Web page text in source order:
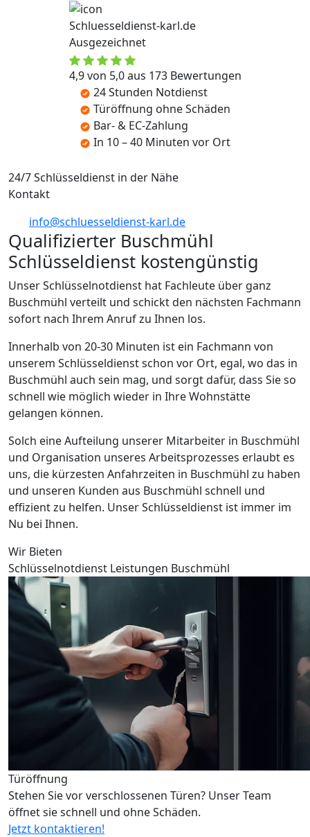
Schluesseldienst-karl.de
Ausgezeichnet
4,9 von 5,0 aus 173 Bewertungen
24 Stunden Notdienst
Türöffnung ohne Schäden
Bar- & EC-Zahlung
In 10 – 40 Minuten vor Ort
24/7 Schlüsseldienst in der Nähe
Kontakt
info@schluesseldienst-karl.de
Qualifizierter Buschmühl
Schlüsseldienst kostengünstig
Unser Schlüsselnotdienst hat Fachleute über ganz
Buschmühl verteilt und schickt den nächsten Fachmann
sofort nach Ihrem Anruf zu Ihnen los.
Innerhalb von 20-30 Minuten ist ein Fachmann von
unserem Schlüsseldienst schon vor Ort, egal, wo das in
Buschmühl auch sein mag, und sorgt dafür, dass Sie so
schnell wie möglich wieder in Ihre Wohnstätte
gelangen können.
Solch eine Aufteilung unserer Mitarbeiter in Buschmühl
und Organisation unseres Arbeitsprozesses erlaubt es
uns, die kürzesten Anfahrzeiten in Buschmühl zu haben
und unseren Kunden aus Buschmühl schnell und
effizient zu helfen. Unser Schlüsseldienst ist immer im
Nu bei Ihnen.
Wir Bieten
Schlüsselnotdienst Leistungen Buschmühl
Türöffnung
Stehen Sie vor verschlossenen Türen? Unser Team
öffnet sie schnell und ohne Schäden.
Jetzt kontaktieren!